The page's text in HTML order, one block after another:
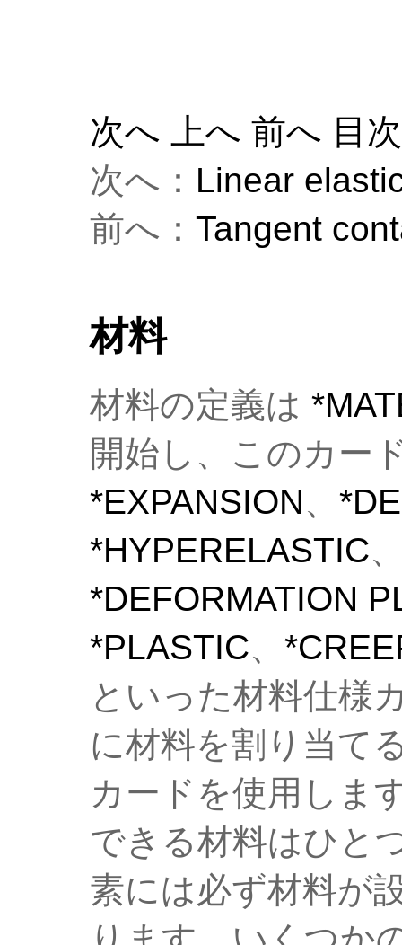
次へ 上へ 前へ 目
次へ： Linear
前へ： Tangent
材料
材料の定義は
開始し、このカー
*EXPANSION、
*HYPERELASTIC
*DEFORMATION
*PLASTIC、
といった材料仕様
に材料を割り当て
カードを使用しま
できる材料はひと
素には必ず材料が